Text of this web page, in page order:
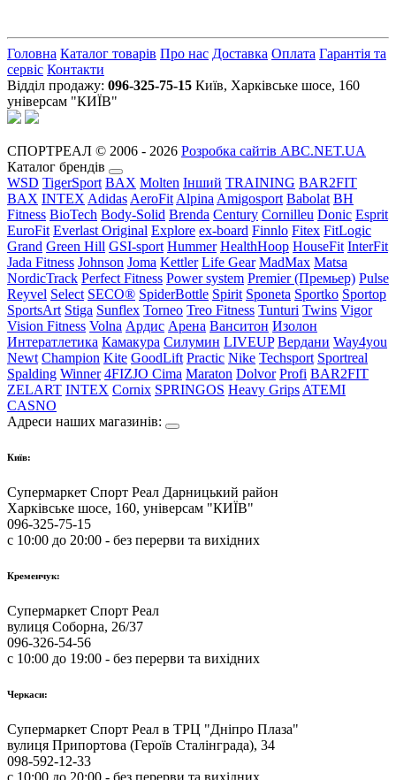
Головна Каталог товарів Про нас Доставка Оплата Гарантія та
сервіс Контакти
Відділ продажу: 096-325-75-15 Київ, Харківське шосе, 160
універсам "КИЇВ"
СПОРТРЕАЛ © 2006 - 2026 Розробка сайтів ABC.NET.UA
Каталог брендів
WSD TigerSport BAX Molten Інший TRAINING BAR2FIT
BAX INTEX Adidas AeroFit Alpina Amigosport Babolat BH
Fitness BioTech Body-Solid Brenda Century Cornilleu Donic Esprit
EuroFit Everlast Original Explore ex-board Finnlo Fitex FitLogic
Grand Green Hill GSI-sport Hummer HealthHoop HouseFit InterFit
Jada Fitness Johnson Joma Kettler Life Gear MadMax Matsa
NordicTrack Perfect Fitness Power system Premier (Премьер) Pulse
Reyvel Select SECO® SpiderBottle Spirit Sponeta Sportko Sportop
SportsArt Stiga Sunflex Torneo Treo Fitness Tunturi Twins Vigor
Vision Fitness Volna Ардис Арена Ванситон Изолон
Интератлетика Камакура Силумин LIVEUP Вердани Way4you
Newt Champion Kite GoodLift Practic Nike Techsport Sportreal
Spalding Winner 4FIZJO Cima Maraton Dolvor Profi BAR2FIT
ZELART INTEX Cornix SPRINGOS Heavy Grips ATEMI
CASNO
Адреси наших магазинів:
Київ:
Супермаркет Спорт Реал Дарницький район
Харківське шосе, 160, універсам "КИЇВ"
096-325-75-15
с 10:00 до 20:00 - без перерви та вихідних
Кременчук:
Супермаркет Спорт Реал
вулиця Соборна, 26/37
096-326-54-56
с 10:00 до 19:00 - без перерви та вихідних
Черкаси:
Супермаркет Спорт Реал в ТРЦ "Дніпро Плаза"
вулиця Припортова (Героїв Сталінграда), 34
098-592-12-33
с 10:00 до 20:00 - без перерви та вихідних